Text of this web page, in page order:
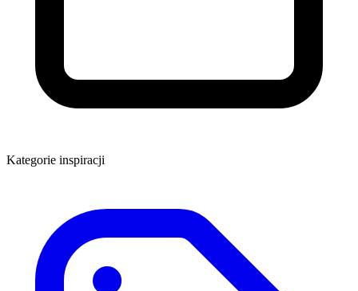
Kategorie inspiracji